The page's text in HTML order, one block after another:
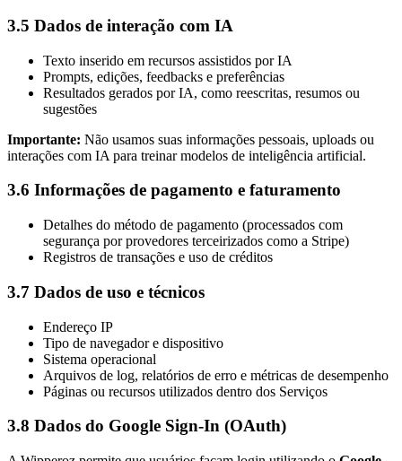
3.5 Dados de interação com IA
Texto inserido em recursos assistidos por IA
Prompts, edições, feedbacks e preferências
Resultados gerados por IA, como reescritas, resumos ou
sugestões
Importante: Não usamos suas informações pessoais, uploads ou
interações com IA para treinar modelos de inteligência artificial.
3.6 Informações de pagamento e faturamento
Detalhes do método de pagamento (processados com
segurança por provedores terceirizados como a Stripe)
Registros de transações e uso de créditos
3.7 Dados de uso e técnicos
Endereço IP
Tipo de navegador e dispositivo
Sistema operacional
Arquivos de log, relatórios de erro e métricas de desempenho
Páginas ou recursos utilizados dentro dos Serviços
3.8 Dados do Google Sign-In (OAuth)